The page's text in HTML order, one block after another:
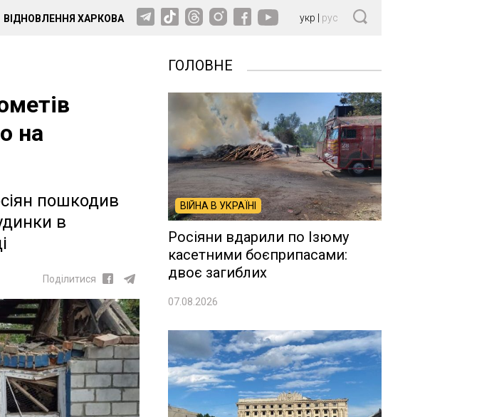
ВІДНОВЛЕННЯ ХАРКОВА укр рус
на
пошкодив
в
Поділитися
ГОЛОВНЕ
ВІЙНА В УКРАЇНІ
Росіяни вдарили по Ізюму
касетними боєприпасами:
двоє загиблих
07.08.2026